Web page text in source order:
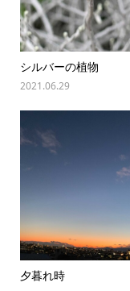
シルバーの植物
2021.06.29
夕暮れ時